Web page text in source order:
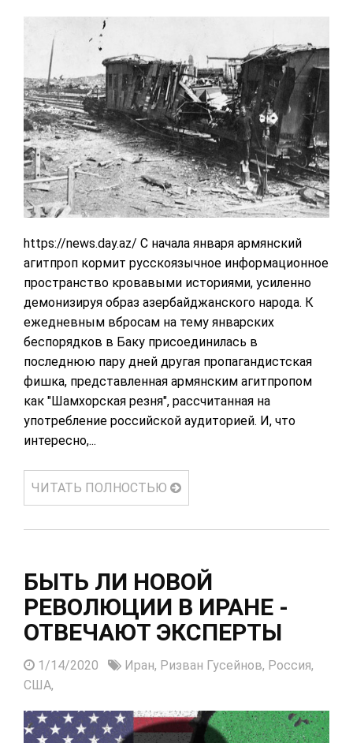
https://news.day.az/ С начала января армянский
агитпроп кормит русскоязычное информационное
пространство кровавыми историями, усиленно
демонизируя образ азербайджанского народа. К
ежедневным вбросам на тему январских
беспорядков в Баку присоединилась в
последнюю пару дней другая пропагандистская
фишка, представленная армянским агитпропом
как "Шамхорская резня", рассчитанная на
употребление российской аудиторией. И, что
интересно,...
ЧИТАТЬ ПОЛНОСТЬЮ
БЫТЬ ЛИ НОВОЙ
РЕВОЛЮЦИИ В ИРАНЕ -
ОТВЕЧАЮТ ЭКСПЕРТЫ
1/14/2020 Иран, Ризван Гусейнов, Россия,
США,